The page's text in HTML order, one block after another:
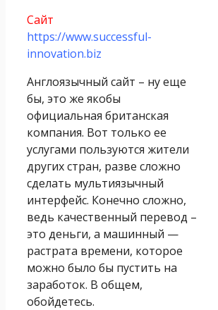
Сайт
https://www.successful-
innovation.biz
Англоязычный сайт – ну еще
бы, это же якобы
официальная британская
компания. Вот только ее
услугами пользуются жители
других стран, разве сложно
сделать мультиязычный
интерфейс. Конечно сложно,
ведь качественный перевод –
это деньги, а машинный —
растрата времени, которое
можно было бы пустить на
заработок. В общем,
обойдетесь.